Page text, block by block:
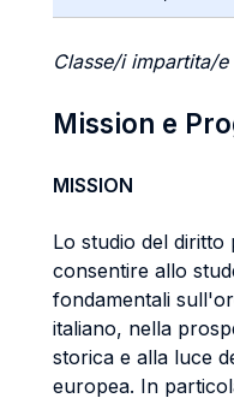
Classe/i impartita/
Mission e
MISSION
Lo studio del
consentire allo
fondamentali
italiano, nella
storica e alla luce
europea. In